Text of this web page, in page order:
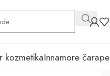
kozmetikaInnamore čarape